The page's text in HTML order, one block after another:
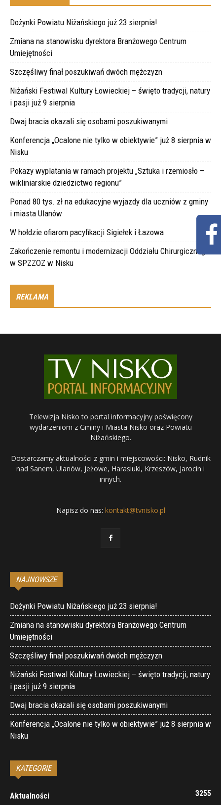
Dożynki Powiatu Niżańskiego już 23 sierpnia!
Zmiana na stanowisku dyrektora Branżowego Centrum
Umiejętności
Szczęśliwy finał poszukiwań dwóch mężczyzn
Niżański Festiwal Kultury Łowieckiej – święto tradycji, natury
i pasji już 9 sierpnia
Dwaj bracia okazali się osobami poszukiwanymi
Konferencja „Ocalone nie tylko w obiektywie” już 8 sierpnia w
Nisku
Pokazy wyplatania w ramach projektu „Sztuka i rzemiosło –
wikliniarskie dziedzictwo regionu”
Ponad 80 tys. zł na edukacyjne wyjazdy dla uczniów z gminy
i miasta Ulanów
W hołdzie ofiarom pacyfikacji Sigiełek i Łazowa
Zakończenie remontu i modernizacji Oddziału Chirurgicznego
w SPZZOZ w Nisku
REKLAMA
Telewizja Nisko to portal informacyjny poświęcony
wydarzeniom z Gminy i Miasta Nisko oraz Powiatu
Niżańskiego.
Dostarczamy aktualności z gmin i miejscowości: Nisko, Rudnik
nad Sanem, Ulanów, Jeżowe, Harasiuki, Krzeszów, Jarocin i
innych.
Napisz do nas: kontakt@tvnisko.pl
NAJNOWSZE
Dożynki Powiatu Niżańskiego już 23 sierpnia!
Zmiana na stanowisku dyrektora Branżowego Centrum
Umiejętności
Szczęśliwy finał poszukiwań dwóch mężczyzn
Niżański Festiwal Kultury Łowieckiej – święto tradycji, natury
i pasji już 9 sierpnia
Dwaj bracia okazali się osobami poszukiwanymi
Konferencja „Ocalone nie tylko w obiektywie” już 8 sierpnia w
Nisku
KATEGORIE
Aktualności
3255